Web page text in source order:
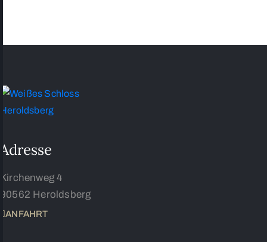
Adresse
Kirchenweg 4
90562 Heroldsberg
ANFAHRT